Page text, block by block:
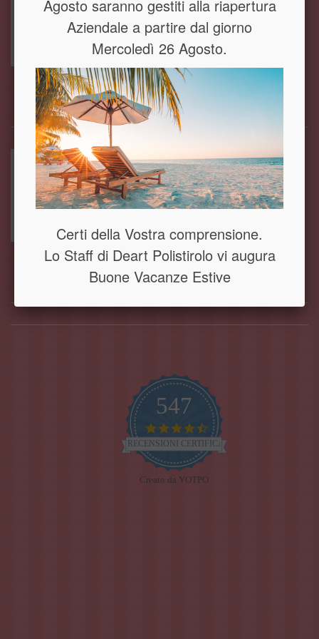
Set confezioni da 60 pz di 5
cm di altezza in polistirolo (
scatolo 80*80*40 )
A partire da 75,41 €
AGGIUNGI AL CARRELLO
Disponibile
Set Confezioni da 60 pz di 5
cm di altezza in polistirolo (
scatolo 80*80*30 )
A partire da 61,27 €
AGGIUNGI AL CARRELLO
547
4.7
star
rating
RECENSIONI CERTIFICATE
Creato da YOTPO
Agosto saranno gestiti alla riapertura
Aziendale a partire dal giorno
Mercoledì 26 Agosto.
Certi della Vostra comprensione.
Lo Staff di Deart Polistirolo vi augura
Buone Vacanze Estive